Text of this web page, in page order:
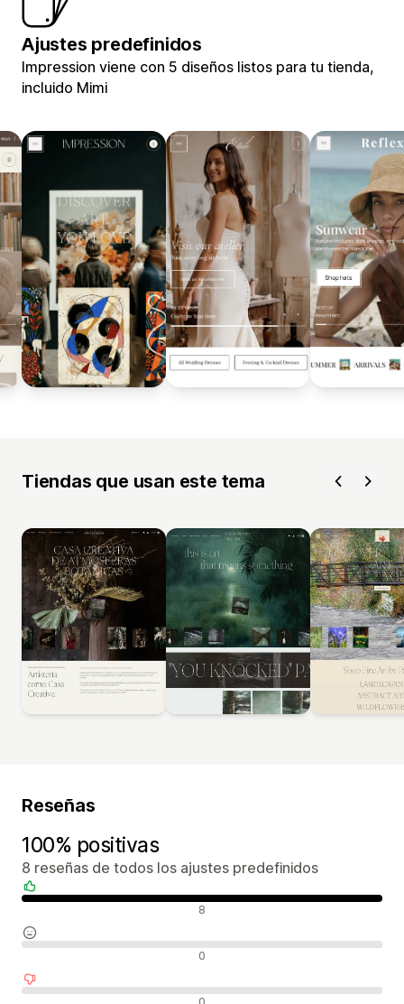
Ajustes predefinidos
Impression viene con 5 diseños listos para tu tienda,
incluido Mimi
Tiendas que usan este tema
Reseñas
100% positivas
8 reseñas de todos los ajustes predefinidos
Reseñas positivas 8
Reseñas neutras 0
Reseñas negativas